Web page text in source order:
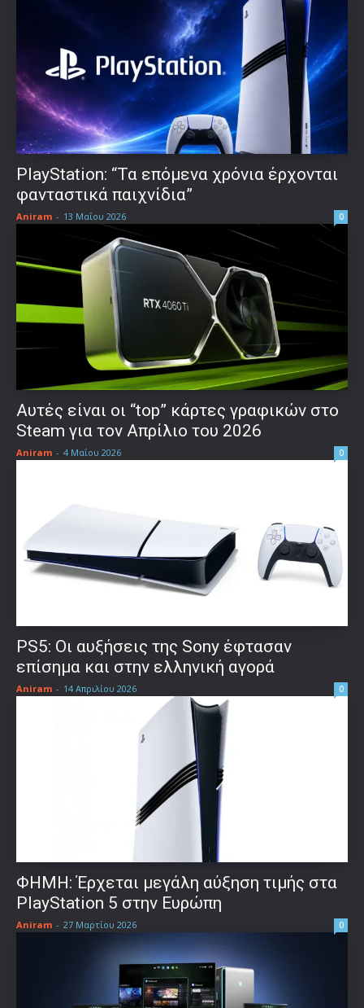
PlayStation: “Τα επόμενα χρόνια έρχονται
φανταστικά παιχνίδια”
Aniram - 13 Μαΐου 2026 0
Αυτές είναι οι “top” κάρτες γραφικών στο
Steam για τον Απρίλιο του 2026
Aniram - 4 Μαΐου 2026 0
PS5: Οι αυξήσεις της Sony έφτασαν
επίσημα και στην ελληνική αγορά
Aniram - 14 Απριλίου 2026 0
ΦΗΜΗ: Έρχεται μεγάλη αύξηση τιμής στα
PlayStation 5 στην Ευρώπη
Aniram - 27 Μαρτίου 2026 0